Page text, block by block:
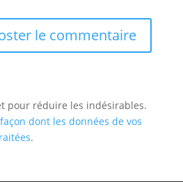
pour réduire les indésirables.
dont les données de vos
.